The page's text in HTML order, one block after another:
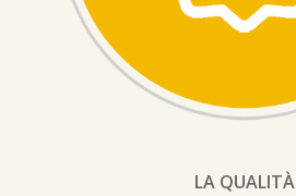
LA QUALITÀ